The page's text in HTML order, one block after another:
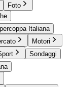
Foto
Italiana
Motori
Sondaggi